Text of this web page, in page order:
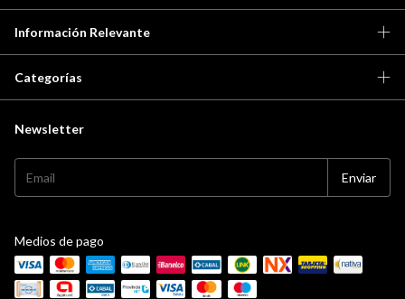
Información Relevante
Categorías
Newsletter
Medios de pago